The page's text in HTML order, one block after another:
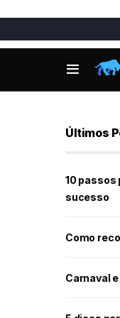
Últimos
10 passos
sucesso
Como
Carnaval